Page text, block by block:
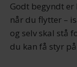
Godt begyndt
når du flytter –
og selv skal stå
du kan få styr